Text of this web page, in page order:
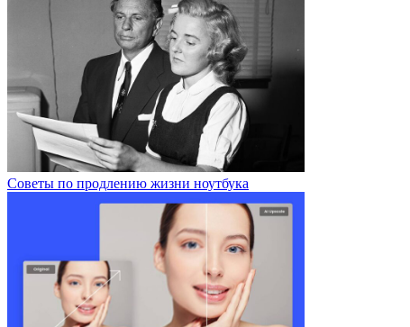
Советы по продлению жизни ноутбука